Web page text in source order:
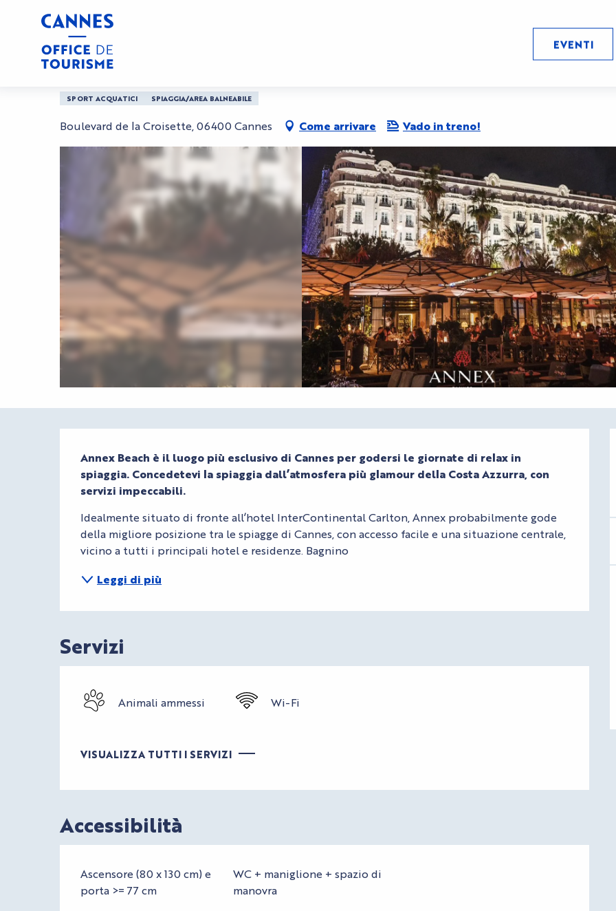
principal
EVENTI
Casa Plage Annex Beach
Plage Annex Beach
SPORT ACQUATICI SPIAGGIA/AREA BALNEABILE
Boulevard de la Croisette, 06400 Cannes Come arrivare Vado in treno!
Descrizione
Annex Beach è il luogo più esclusivo di Cannes per godersi le giornate di relax in
spiaggia. Concedetevi la spiaggia dall’atmosfera più glamour della Costa Azzurra, con
servizi impeccabili.
Idealmente situato di fronte all’hotel InterContinental Carlton, Annex probabilmente gode
della migliore posizione tra le spiagge di Cannes, con accesso facile e una situazione centrale,
vicino a tutti i principali hotel e residenze. Bagnino
Leggi di più
Servizi
Animali ammessi Wi-Fi
VISUALIZZA TUTTI I SERVIZI
Accessibilità
Ascensore (80 x 130 cm) e
porta >= 77 cm
WC + maniglione + spazio di
manovra